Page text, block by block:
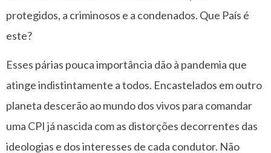
protegidos, a criminosos e a condenados. Que País é
este?
Esses párias pouca importância dão à pandemia que
atinge indistintamente a todos. Encastelados em outro
planeta descerão ao mundo dos vivos para comandar
uma CPI já nascida com as distorções decorrentes das
ideologias e dos interesses de cada condutor. Não